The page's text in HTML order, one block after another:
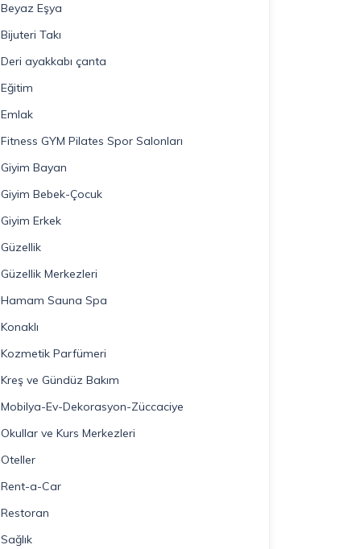
Beyaz Eşya
Bijuteri Takı
Deri ayakkabı çanta
Eğitim
Emlak
Fitness GYM Pilates Spor Salonları
Giyim Bayan
Giyim Bebek-Çocuk
Giyim Erkek
Güzellik
Güzellik Merkezleri
Hamam Sauna Spa
Konaklı
Kozmetik Parfümeri
Kreş ve Gündüz Bakım
Mobilya-Ev-Dekorasyon-Züccaciye
Okullar ve Kurs Merkezleri
Oteller
Rent-a-Car
Restoran
Sağlık